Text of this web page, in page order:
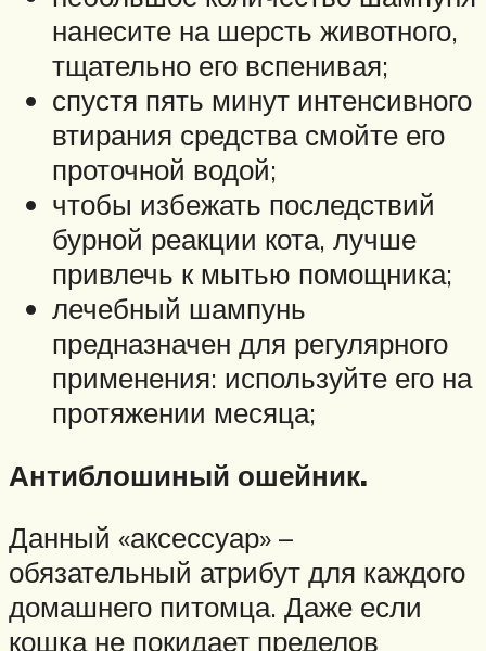
нанесите на шерсть животного,
тщательно его вспенивая;
спустя пять минут интенсивного
втирания средства смойте его
проточной водой;
чтобы избежать последствий
бурной реакции кота, лучше
привлечь к мытью помощника;
лечебный шампунь
предназначен для регулярного
применения: используйте его на
протяжении месяца;
Антиблошиный ошейник.
Данный «аксессуар» –
обязательный атрибут для каждого
домашнего питомца. Даже если
кошка не покидает пределов